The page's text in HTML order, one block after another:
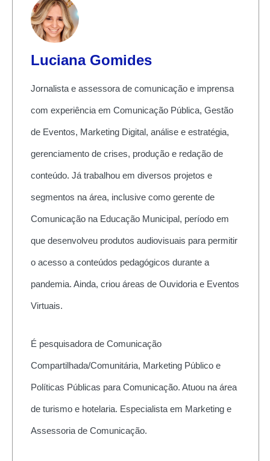
Luciana Gomides
Jornalista e assessora de comunicação e imprensa
com experiência em Comunicação Pública, Gestão
de Eventos, Marketing Digital, análise e estratégia,
gerenciamento de crises, produção e redação de
conteúdo. Já trabalhou em diversos projetos e
segmentos na área, inclusive como gerente de
Comunicação na Educação Municipal, período em
que desenvolveu produtos audiovisuais para permitir
o acesso a conteúdos pedagógicos durante a
pandemia. Ainda, criou áreas de Ouvidoria e Eventos
Virtuais.
É pesquisadora de Comunicação
Compartilhada/Comunitária, Marketing Público e
Políticas Públicas para Comunicação. Atuou na área
de turismo e hotelaria. Especialista em Marketing e
Assessoria de Comunicação.